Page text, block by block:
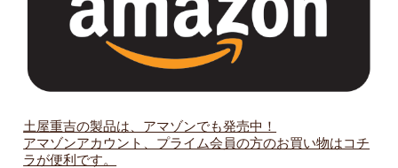
土屋重吉の製品は、アマゾンでも発売中！
アマゾンアカウント、プライム会員の方のお買い物はコチ
ラが便利です。